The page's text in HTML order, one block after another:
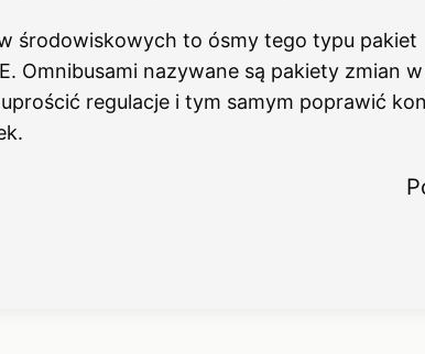
środowiskowych to ósmy tego typu pakiet
Omnibusami nazywane są pakiety zmian
regulacje i tym samym poprawić